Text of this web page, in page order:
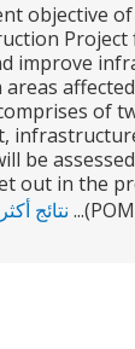
and
in areas
will be
set out
نتائج أكثر